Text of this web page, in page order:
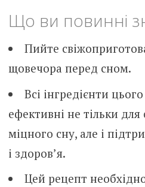
Що ви повинні
Пийте
щовечора перед сном.
Всі інгредієнти
ефективні не тільки
міцного сну, але і
і здоров’я.
Цей рецепт